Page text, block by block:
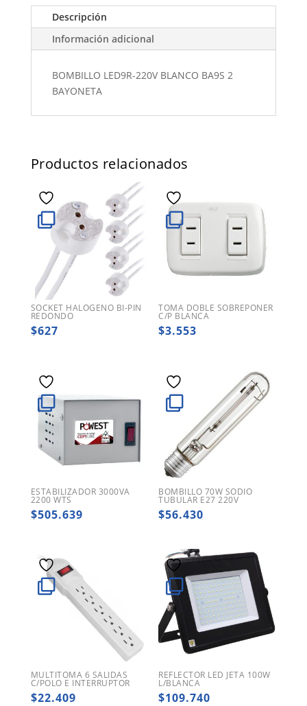
Descripción
Información adicional
BOMBILLO LED9R-220V BLANCO BA9S 2
BAYONETA
Productos relacionados
SOCKET HALOGENO BI-PIN
REDONDO
$627
TOMA DOBLE SOBREPONER
C/P BLANCA
$3.553
ESTABILIZADOR 3000VA
2200 WTS
$505.639
BOMBILLO 70W SODIO
TUBULAR E27 220V
$56.430
MULTITOMA 6 SALIDAS
C/POLO E INTERRUPTOR
$22.409
REFLECTOR LED JETA 100W
L/BLANCA
$109.740